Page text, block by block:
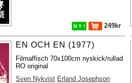
N Y ! 249kr
EN OCH EN (1977)
Filmaffisch 70x100cm nyskick/rullad
RO original
Sven Nykvist Erland Josephson